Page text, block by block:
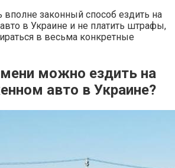
вполне законный способ ездить на
в Украине и не платить штрафы,
в весьма конкретные
можно ездить на
авто в Украине?